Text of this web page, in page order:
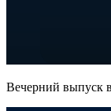
Вечерний выпуск